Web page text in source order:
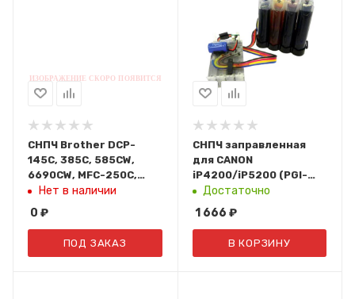
СНПЧ Brother DCP-
145C, 385C, 585CW,
6690CW, MFC-250C,
290C, 790CW, 5490CN,
LC38 IST
Нет в наличии
0 ₽
ПОД ЗАКАЗ
СНПЧ заправленная
для CANON
iP4200/iP5200 (PGI-
5BK,CLI-8BK/C/M/Y)
(Ninestar)
Достаточно
1 666 ₽
В КОРЗИНУ